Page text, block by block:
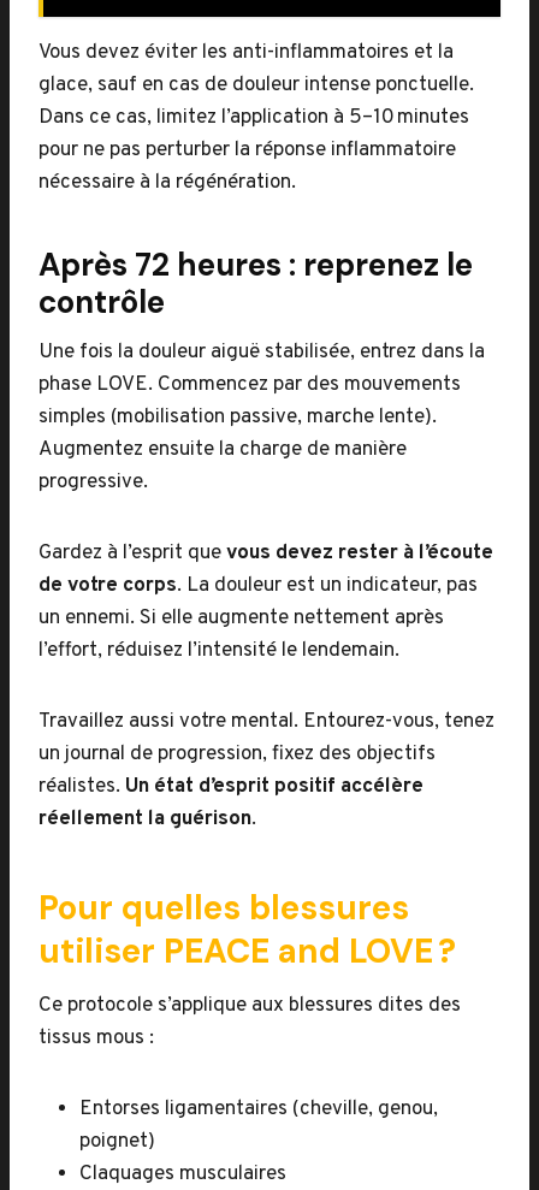
Vous devez éviter les anti-inflammatoires et la
glace, sauf en cas de douleur intense ponctuelle.
Dans ce cas, limitez l’application à 5–10 minutes
pour ne pas perturber la réponse inflammatoire
nécessaire à la régénération.
Après 72 heures : reprenez le
contrôle
Une fois la douleur aiguë stabilisée, entrez dans la
phase LOVE. Commencez par des mouvements
simples (mobilisation passive, marche lente).
Augmentez ensuite la charge de manière
progressive.
Gardez à l’esprit quevous devez rester à l’écoute
de votre corps. La douleur est un indicateur, pas
un ennemi. Si elle augmente nettement après
l’effort, réduisez l’intensité le lendemain.
Travaillez aussi votre mental. Entourez-vous, tenez
un journal de progression, fixez des objectifs
réalistes. Un état d’esprit positif accélère
réellement la guérison.
Pour quelles blessures
utiliser PEACE and LOVE ?
Ce protocole s’applique aux blessures dites des
tissus mous :
Entorses ligamentaires (cheville, genou,
poignet)
Claquages musculaires